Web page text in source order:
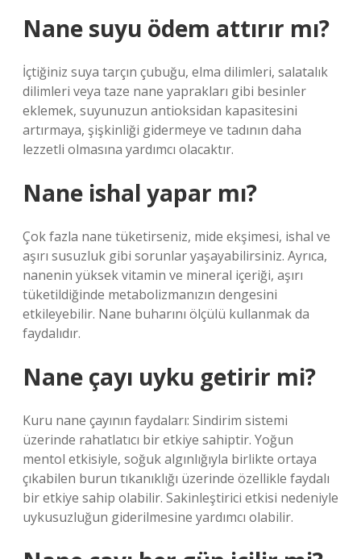
Nane suyu ödem attırır mı?
İçtiğiniz suya tarçın çubuğu, elma dilimleri, salatalık
dilimleri veya taze nane yaprakları gibi besinler
eklemek, suyunuzun antioksidan kapasitesini
artırmaya, şişkinliği gidermeye ve tadının daha
lezzetli olmasına yardımcı olacaktır.
Nane ishal yapar mı?
Çok fazla nane tüketirseniz, mide ekşimesi, ishal ve
aşırı susuzluk gibi sorunlar yaşayabilirsiniz. Ayrıca,
nanenin yüksek vitamin ve mineral içeriği, aşırı
tüketildiğinde metabolizmanızın dengesini
etkileyebilir. Nane buharını ölçülü kullanmak da
faydalıdır.
Nane çayı uyku getirir mi?
Kuru nane çayının faydaları: Sindirim sistemi
üzerinde rahatlatıcı bir etkiye sahiptir. Yoğun
mentol etkisiyle, soğuk algınlığıyla birlikte ortaya
çıkabilen burun tıkanıklığı üzerinde özellikle faydalı
bir etkiye sahip olabilir. Sakinleştirici etkisi nedeniyle
uykusuzluğun giderilmesine yardımcı olabilir.